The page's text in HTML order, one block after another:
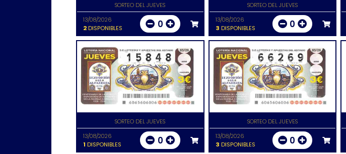
SORTEO DEL JUEVES
13/08/2026
2DISPONIBLES 0
SORTEO DEL JUEVES
13/08/2026
3 DISPONIBLES 0
SORTEO DEL JUEVES
13/08/2026
1 DISPONIBLES 0
SORTEO DEL JUEVES
13/08/2026
3 DISPONIBLES 0